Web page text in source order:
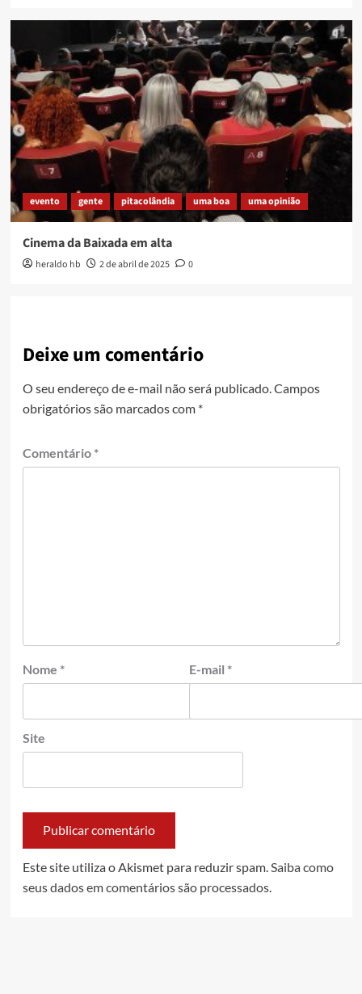
evento gente pitacolândia uma boa uma opinião
Cinema da Baixada em alta
heraldo hb 2 de abril de 2025 0
Deixe um comentário
O seu endereço de e-mail não será publicado. Campos
obrigatórios são marcados com *
Comentário *
Nome * E-mail *
Site
Este site utiliza o Akismet para reduzir spam. Saiba como
seus dados em comentários são processados.